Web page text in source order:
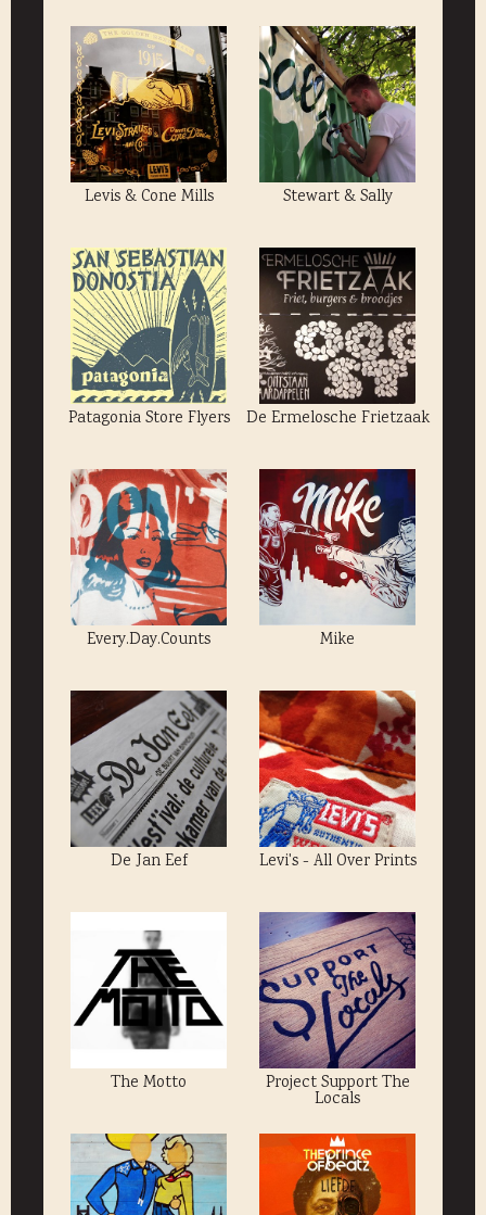
Levis & Cone Mills Stewart & Sally
Patagonia Store Flyers De Ermelosche Frietzaak
Every.Day.Counts Mike
De Jan Eef Levi's - All Over Prints
The Motto Project Support The
Locals